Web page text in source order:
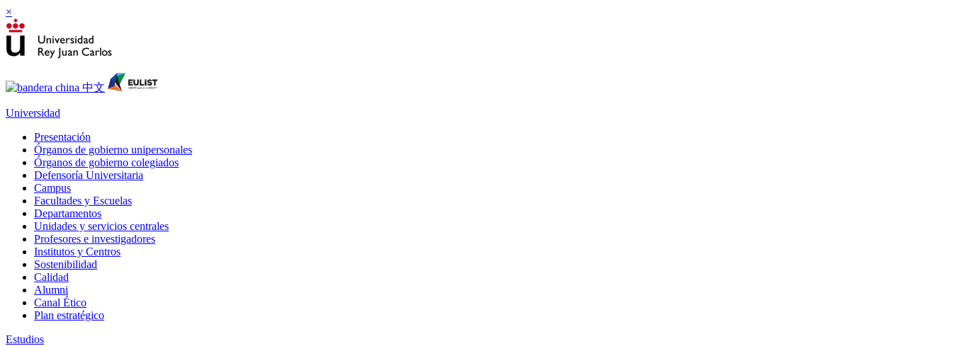
×
Universidad
Presentación
Órganos de gobierno unipersonales
Órganos de gobierno colegiados
Defensoría Universitaria
Campus
Facultades y Escuelas
Departamentos
Unidades y servicios centrales
Profesores e investigadores
Institutos y Centros
Sostenibilidad
Calidad
Alumni
Canal Ético
Plan estratégico
Estudios